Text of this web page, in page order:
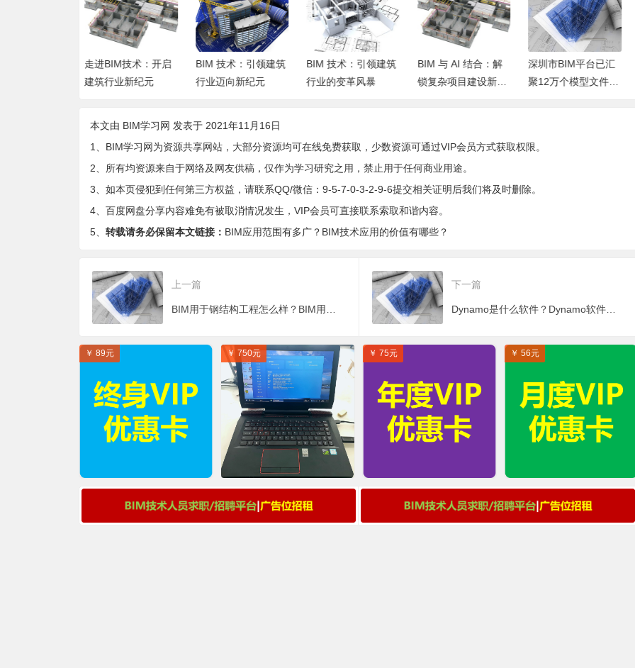
BIM 技术：引领建筑
行业迈向新纪元
BIM 技术：引领建筑
行业的变革风暴
BIM 与 AI 结合：解
锁复杂项目建设新密
深圳市BIM平台已汇
聚12万个模型文件，
防洪住宅 3D打印结
构体系：抵御 EF4级
本文由 BIM学习网 发表于 2021年11月16日
1、BIM学习网为资源共享网站，大部分资源均可在线免费获取，少数资源可通过VIP会员方式获取权限。
2、所有均资源来自于网络及网友供稿，仅作为学习研究之用，禁止用于任何商业用途。
3、如本页侵犯到任何第三方权益，请联系QQ/微信：9-5-7-0-3-2-9-6提交相关证明后我们将及时删除。
4、百度网盘分享内容难免有被取消情况发生，VIP会员可直接联系索取和谐内容。
5、 转载请务必保留本文链接： BIM应用范围有多广？BIM技术应用的价值有哪些？
上一篇 下一篇
Dynamo是什么软件？Dynamo软件的优点有哪些？
￥ 89元 ￥ 750元 ￥ 75元 ￥ 56元